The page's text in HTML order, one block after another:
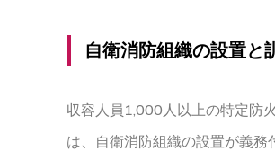
自衛消防組織の設置と
収容人員1,000人以上の特定防
は、自衛消防組織の設置が義務